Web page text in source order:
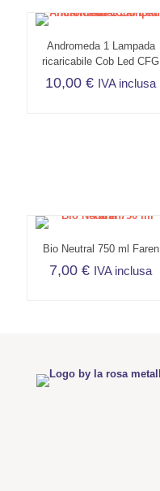
Andromeda 1 Lampada
ricaricabile Cob Led CFG
10,00€ IVA inclusa
Bio Neutral 750 ml Faren
7,00€ IVA inclusa